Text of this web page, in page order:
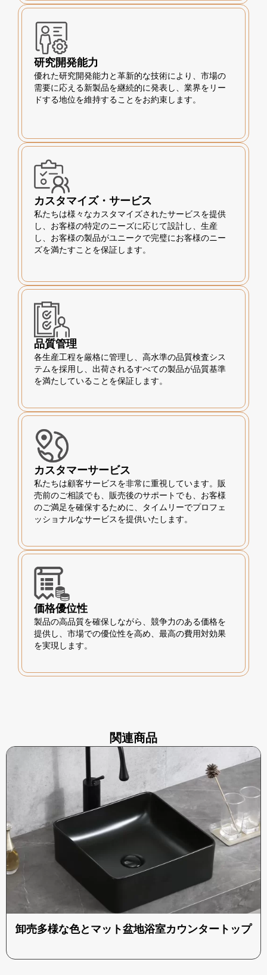
研究開発能力
優れた研究開発能力と革新的な技術により、市場の
需要に応える新製品を継続的に発表し、業界をリー
ドする地位を維持することをお約束します。
カスタマイズ・サービス
私たちは様々なカスタマイズされたサービスを提供
し、お客様の特定のニーズに応じて設計し、生産
し、お客様の製品がユニークで完璧にお客様のニー
ズを満たすことを保証します。
品質管理
各生産工程を厳格に管理し、高水準の品質検査シス
テムを採用し、出荷されるすべての製品が品質基準
を満たしていることを保証します。
カスタマーサービス
私たちは顧客サービスを非常に重視しています。販
売前のご相談でも、販売後のサポートでも、お客様
のご満足を確保するために、タイムリーでプロフェ
ッショナルなサービスを提供いたします。
価格優位性
製品の高品質を確保しながら、競争力のある価格を
提供し、市場での優位性を高め、最高の費用対効果
を実現します。
関連商品
卸売多様な色とマット盆地浴室カウンタートップ